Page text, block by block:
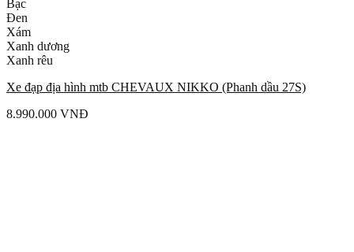
Bạc
Đen
Xám
Xanh dương
Xanh rêu
Xe đạp địa hình mtb CHEVAUX NIKKO (Phanh dầu 27S)
8.990.000 VNĐ